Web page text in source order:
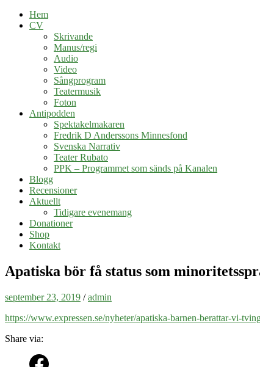
Hem
CV
Skrivande
Manus/regi
Audio
Video
Sångprogram
Teatermusik
Foton
Antipodden
Spektakelmakaren
Fredrik D Anderssons Minnesfond
Svenska Narrativ
Teater Rubato
PPK – Programmet som sänds på Kanalen
Blogg
Recensioner
Aktuellt
Tidigare evenemang
Donationer
Shop
Kontakt
Apatiska bör få status som
september 23, 2019 /admin
https://www.expressen.se/nyheter/apatiska-barnen-berattar-vi-
Share via: